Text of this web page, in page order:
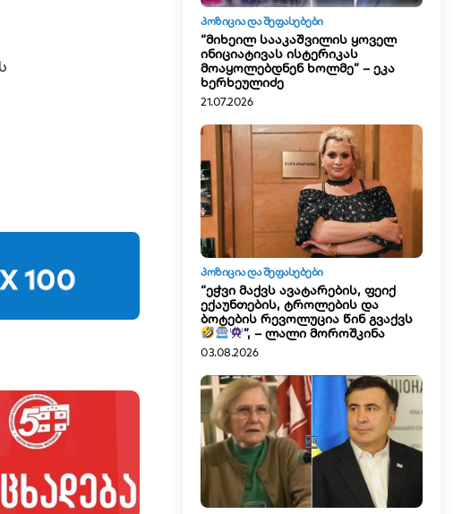
ᲞᲝᲖᲘᲪᲘᲐ ᲓᲐ ᲨᲔᲤᲐᲡᲔᲑᲔᲑᲘ
“მიხეილ სააკაშვილის ყოველ
ინიციატივას ისტერიკას
მოაყოლებდნენ ხოლმე” – ეკა
ხერხეულიძე
21.07.2026
ᲞᲝᲖᲘᲪᲘᲐ ᲓᲐ ᲨᲔᲤᲐᲡᲔᲑᲔᲑᲘ
“ეჭვი მაქვს ავატარების, ფეიქ
ექაუნთების, ტროლების და
ბოტების რევოლუცია წინ გვაქვს
”, – ლალი მოროშკინა
03.08.2026